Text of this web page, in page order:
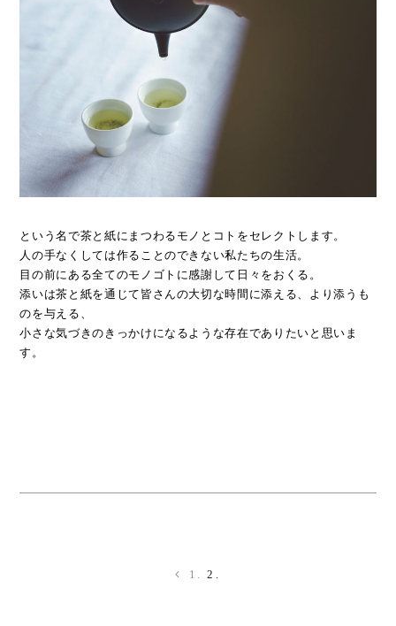
という名で茶と紙にまつわるモノとコトをセレクトします。
人の手なくしては作ることのできない私たちの生活。
目の前にある全てのモノゴトに感謝して日々をおくる。
添いは茶と紙を通じて皆さんの大切な時間に添える、より添うも
のを与える、
小さな気づきのきっかけになるような存在でありたいと思いま
す。
1 2